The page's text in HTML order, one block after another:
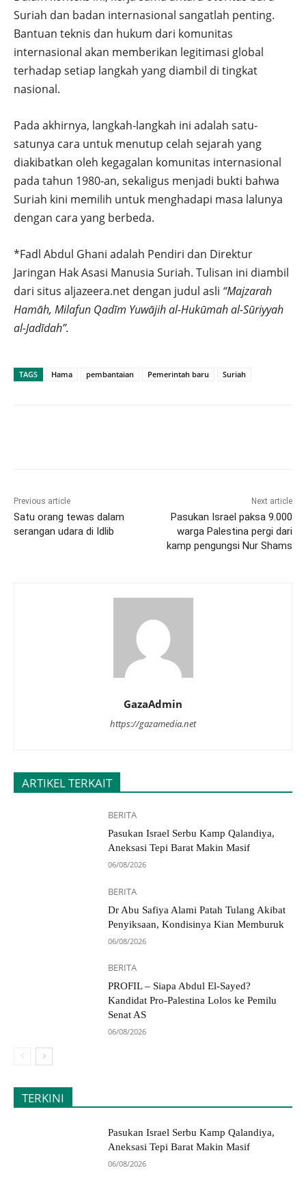
Suriah dan badan internasional sangatlah penting.
Bantuan teknis dan hukum dari komunitas
internasional akan memberikan legitimasi global
terhadap setiap langkah yang diambil di tingkat
nasional.
Pada akhirnya, langkah-langkah ini adalah satu-
satunya cara untuk menutup celah sejarah yang
diakibatkan oleh kegagalan komunitas internasional
pada tahun 1980-an, sekaligus menjadi bukti bahwa
Suriah kini memilih untuk menghadapi masa lalunya
dengan cara yang berbeda.
*Fadl Abdul Ghani adalah Pendiri dan Direktur
Jaringan Hak Asasi Manusia Suriah. Tulisan ini diambil
dari situs aljazeera.net dengan judul asli “Majzarah
Hamāh, Milafun Qadīm Yuwājih al-Hukūmah al-Sūriyyah
al-Jadīdah”.
TAGS Hama pembantaian Pemerintah baru Suriah
Previous article
Satu orang tewas dalam
serangan udara di Idlib
Next article
Pasukan Israel paksa 9.000
warga Palestina pergi dari
kamp pengungsi Nur Shams
GazaAdmin
https://gazamedia.net
ARTIKEL TERKAIT
BERITA
Pasukan Israel Serbu Kamp Qalandiya,
Aneksasi Tepi Barat Makin Masif
06/08/2026
BERITA
Dr Abu Safiya Alami Patah Tulang Akibat
Penyiksaan, Kondisinya Kian Memburuk
06/08/2026
BERITA
PROFIL – Siapa Abdul El-Sayed?
Kandidat Pro-Palestina Lolos ke Pemilu
Senat AS
06/08/2026
TERKINI
Pasukan Israel Serbu Kamp Qalandiya,
Aneksasi Tepi Barat Makin Masif
06/08/2026